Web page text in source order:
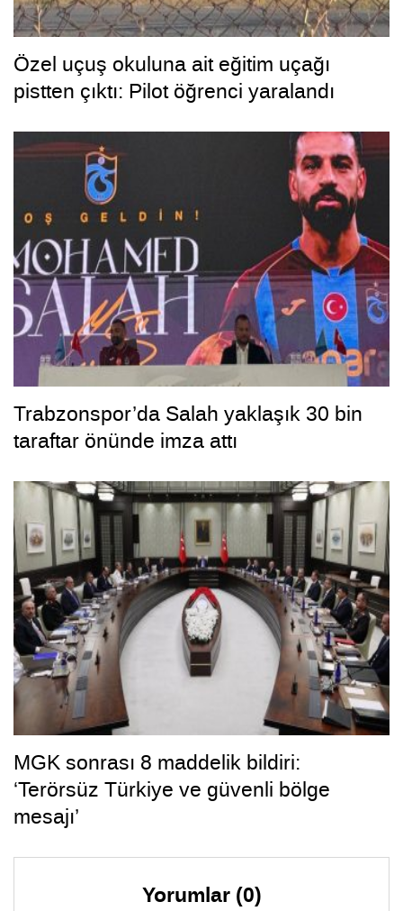
Özel uçuş okuluna ait eğitim uçağı
pistten çıktı: Pilot öğrenci yaralandı
Trabzonspor’da Salah yaklaşık 30 bin
taraftar önünde imza attı
MGK sonrası 8 maddelik bildiri:
‘Terörsüz Türkiye ve güvenli bölge
mesajı’
Yorumlar (0)